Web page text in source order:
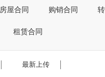
房屋合同 购销合同
租赁合同
最新上传